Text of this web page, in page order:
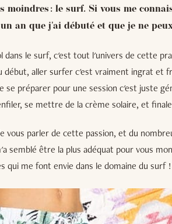
moindres : le surf. Si vous me
an que j'ai débuté et que je ne
dans le surf, c'est tout l'univers de cette
début, aller surfer c'est vraiment ingrat et
se préparer pour une session c'est juste
se mettre de la crème solaire, et
vous parler de cette passion, et du
semblé être la plus adéquat pour vous
qui me font envie dans le domaine du surf